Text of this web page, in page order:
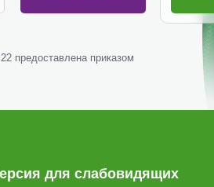
предоставлена приказом
для слабовидящих